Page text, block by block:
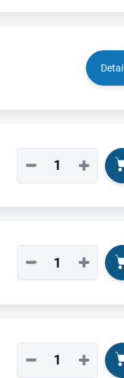
Detail
+
−
+
−
+
−